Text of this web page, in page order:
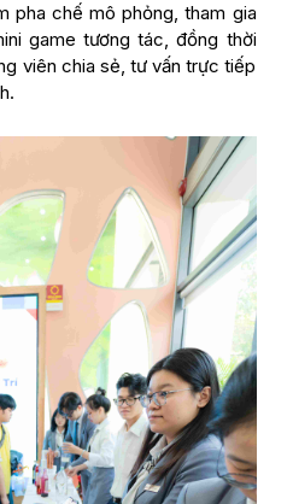
pha chế mô phỏng, tham gia
game tương tác, đồng thời
viên chia sẻ, tư vấn trực tiếp